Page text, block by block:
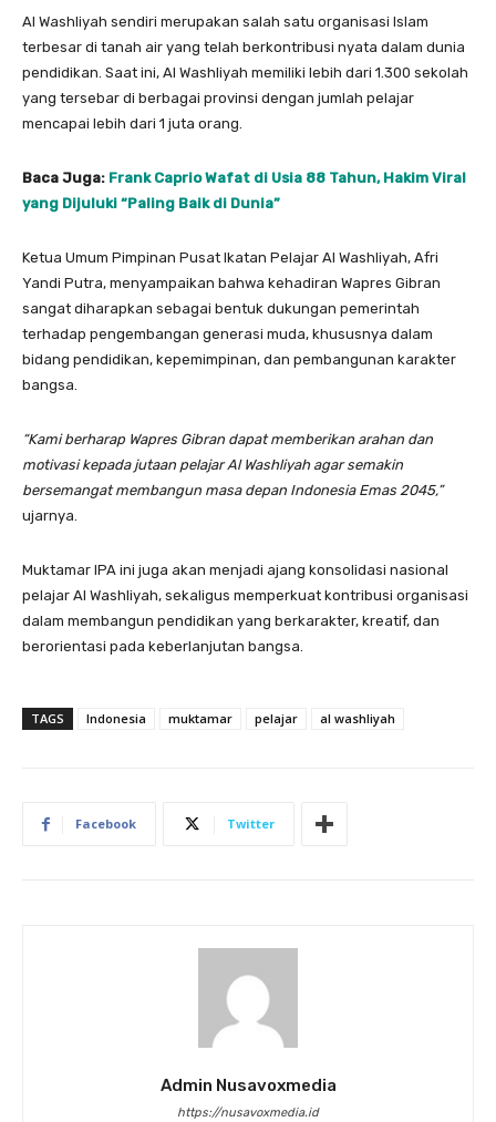
Al Washliyah sendiri merupakan salah satu organisasi Islam
terbesar di tanah air yang telah berkontribusi nyata dalam dunia
pendidikan. Saat ini, Al Washliyah memiliki lebih dari 1.300 sekolah
yang tersebar di berbagai provinsi dengan jumlah pelajar
mencapai lebih dari 1 juta orang.
Baca Juga: Frank Caprio Wafat di Usia 88 Tahun, Hakim Viral
yang Dijuluki “Paling Baik di Dunia”
Ketua Umum Pimpinan Pusat Ikatan Pelajar Al Washliyah, Afri
Yandi Putra, menyampaikan bahwa kehadiran Wapres Gibran
sangat diharapkan sebagai bentuk dukungan pemerintah
terhadap pengembangan generasi muda, khususnya dalam
bidang pendidikan, kepemimpinan, dan pembangunan karakter
bangsa.
“Kami berharap Wapres Gibran dapat memberikan arahan dan
motivasi kepada jutaan pelajar Al Washliyah agar semakin
bersemangat membangun masa depan Indonesia Emas 2045,”
ujarnya.
Muktamar IPA ini juga akan menjadi ajang konsolidasi nasional
pelajar Al Washliyah, sekaligus memperkuat kontribusi organisasi
dalam membangun pendidikan yang berkarakter, kreatif, dan
berorientasi pada keberlanjutan bangsa.
TAGS Indonesia muktamar pelajar al washliyah
Facebook Twitter
Admin Nusavoxmedia
https://nusavoxmedia.id